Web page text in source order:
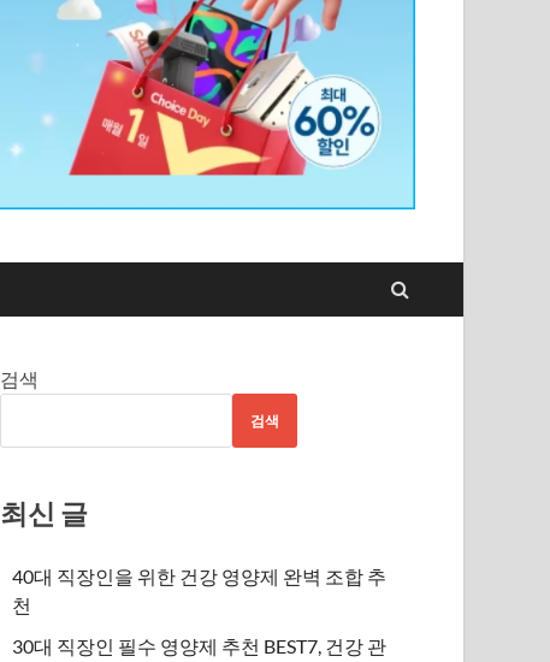
검색
검색
최신 글
40대 직장인을 위한 건강 영양제 완벽 조합 추
천
30대 직장인 필수 영양제 추천 BEST7, 건강 관